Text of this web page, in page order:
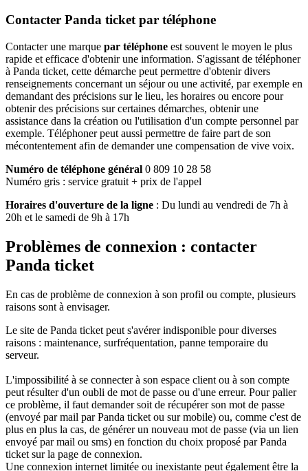
Contacter Panda ticket par téléphone
Contacter une marque par téléphone est souvent le moyen le plus
rapide et efficace d'obtenir une information. S'agissant de téléphoner
à Panda ticket, cette démarche peut permettre d'obtenir divers
renseignements concernant un séjour ou une activité, par exemple en
demandant des précisions sur le lieu, les horaires ou encore pour
obtenir des précisions sur certaines démarches, obtenir une
assistance dans la création ou l'utilisation d'un compte personnel par
exemple. Téléphoner peut aussi permettre de faire part de son
mécontentement afin de demander une compensation de vive voix.
Numéro de téléphone général 0 809 10 28 58
Numéro gris : service gratuit + prix de l'appel
Horaires d'ouverture de la ligne : Du lundi au vendredi de 7h à
20h et le samedi de 9h à 17h
Problèmes de connexion : contacter
Panda ticket
En cas de problème de connexion à son profil ou compte, plusieurs
raisons sont à envisager.
Le site de Panda ticket peut s'avérer indisponible pour diverses
raisons : maintenance, surfréquentation, panne temporaire du
serveur.
L'impossibilité à se connecter à son espace client ou à son compte
peut résulter d'un oubli de mot de passe ou d'une erreur. Pour palier
ce problème, il faut demander soit de récupérer son mot de passe
(envoyé par mail par Panda ticket ou sur mobile) ou, comme c'est de
plus en plus la cas, de générer un nouveau mot de passe (via un lien
envoyé par mail ou sms) en fonction du choix proposé par Panda
ticket sur la page de connexion.
Une connexion internet limitée ou inexistante peut également être la